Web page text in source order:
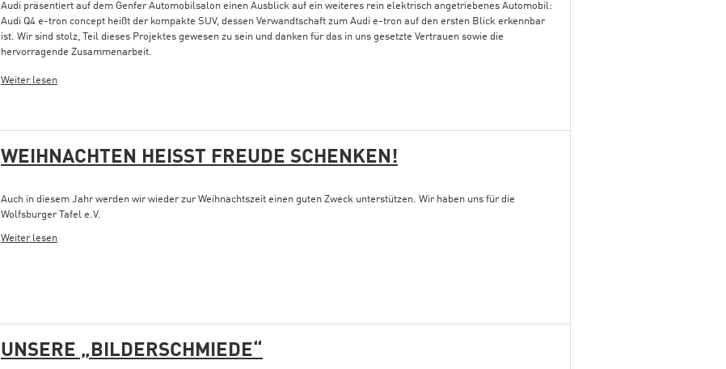
Audi präsentiert auf dem Genfer Automobilsalon einen Ausblick auf ein weiteres rein elektrisch angetriebenes Automobil:
Audi Q4 e-tron concept heißt der kompakte SUV, dessen Verwandtschaft zum Audi e-tron auf den ersten Blick erkennbar
ist. Wir sind stolz, Teil dieses Projektes gewesen zu sein und danken für das in uns gesetzte Vertrauen sowie die
hervorragende Zusammenarbeit.
Weiter lesen
WEIHNACHTEN HEISST FREUDE SCHENKEN!
Auch in diesem Jahr werden wir wieder zur Weihnachtszeit einen guten Zweck unterstützen. Wir haben uns für die
Wolfsburger Tafel e.V.
Weiter lesen
UNSERE „BILDERSCHMIEDE“